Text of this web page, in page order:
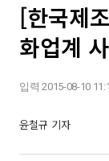
[한국제
화업계
입력 2015-08-10
윤철규 기자